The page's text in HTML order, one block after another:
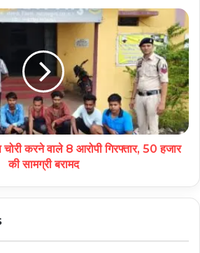
करने वाले 8 आरोपी गिरफ्तार, 50 हजार
की सामग्री बरामद